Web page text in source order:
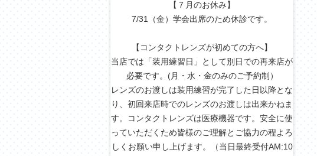
【７月のお休み】
7/31（金）学会出席のため休診です。
【コンタクトレンズが初めての方へ】
当店では「装用練習日」として別日での再来店が
必要です。(月・水・金のみのご予約制）
レンズのお渡しは装用練習が完了した日以降とな
り、初回来店時でのレンズのお渡しは出来かねま
す。コンタクトレンズは医療機器です。安全に使
っていただくため皆様のご理解とご協力の程よろ
しくお願い申し上げます。（当日最終受付AM:10